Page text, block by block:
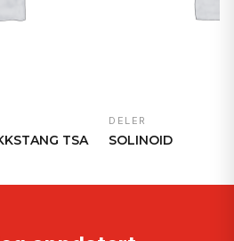
TSA
DELER
SOLINOID